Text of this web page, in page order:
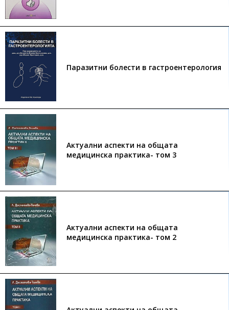
Паразитни болести в гастроентерология
Актуални аспекти на общата
медицинска практика- том 3
Актуални аспекти на общата
медицинска практика- том 2